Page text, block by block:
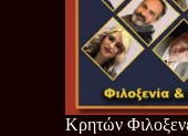
Κρητών